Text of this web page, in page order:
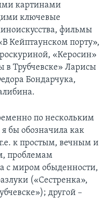
картинами
ключевые
фильмы
Кейптаунском порту»,
«Керосин»
Трубчевске» Ларисы
Бондарчука,
по нескольким
бы обозначила как
к простым, вечным и
проблемам
с миром обыденности,
(«Сестренка»,
другой –